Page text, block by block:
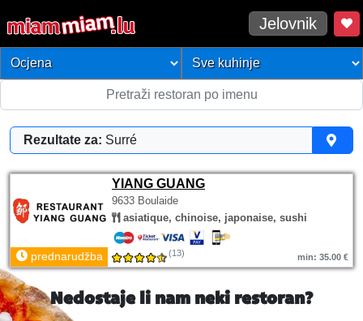
Jelovnik
Rezultate za: Surré
YIANG GUANG
9633 Boulaide
asiatique, chinoise, japonaise, sushi
prednarudžba (13) min: 35.00 €
Nedostaje li nam neki restoran?